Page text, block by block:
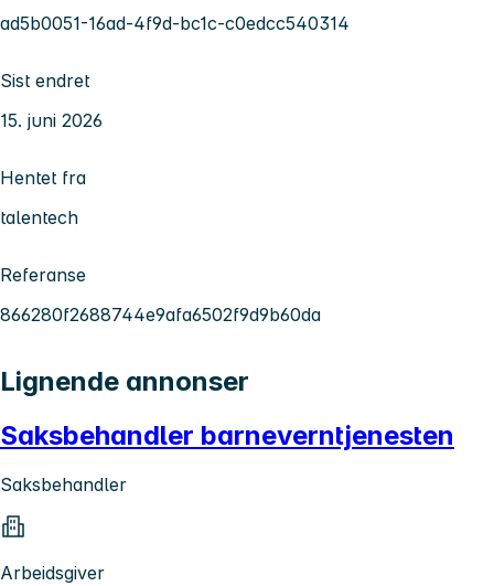
ad5b0051-16ad-4f9d-bc1c-c0edcc540314
Sist endret
15. juni 2026
Hentet fra
talentech
Referanse
866280f2688744e9afa6502f9d9b60da
Lignende annonser
Saksbehandler barneverntjenesten
Saksbehandler
Arbeidsgiver